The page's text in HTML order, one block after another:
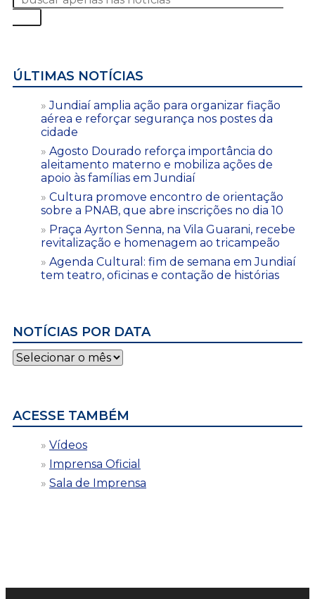
ÚLTIMAS NOTÍCIAS
Jundiaí amplia ação para organizar fiação
aérea e reforçar segurança nos postes da
cidade
Agosto Dourado reforça importância do
aleitamento materno e mobiliza ações de
apoio às famílias em Jundiaí
Cultura promove encontro de orientação
sobre a PNAB, que abre inscrições no dia 10
Praça Ayrton Senna, na Vila Guarani, recebe
revitalização e homenagem ao tricampeão
Agenda Cultural: fim de semana em Jundiaí
tem teatro, oficinas e contação de histórias
NOTÍCIAS POR DATA
Notícias
por
ACESSE TAMBÉM
Vídeos
Imprensa Oficial
Sala de Imprensa